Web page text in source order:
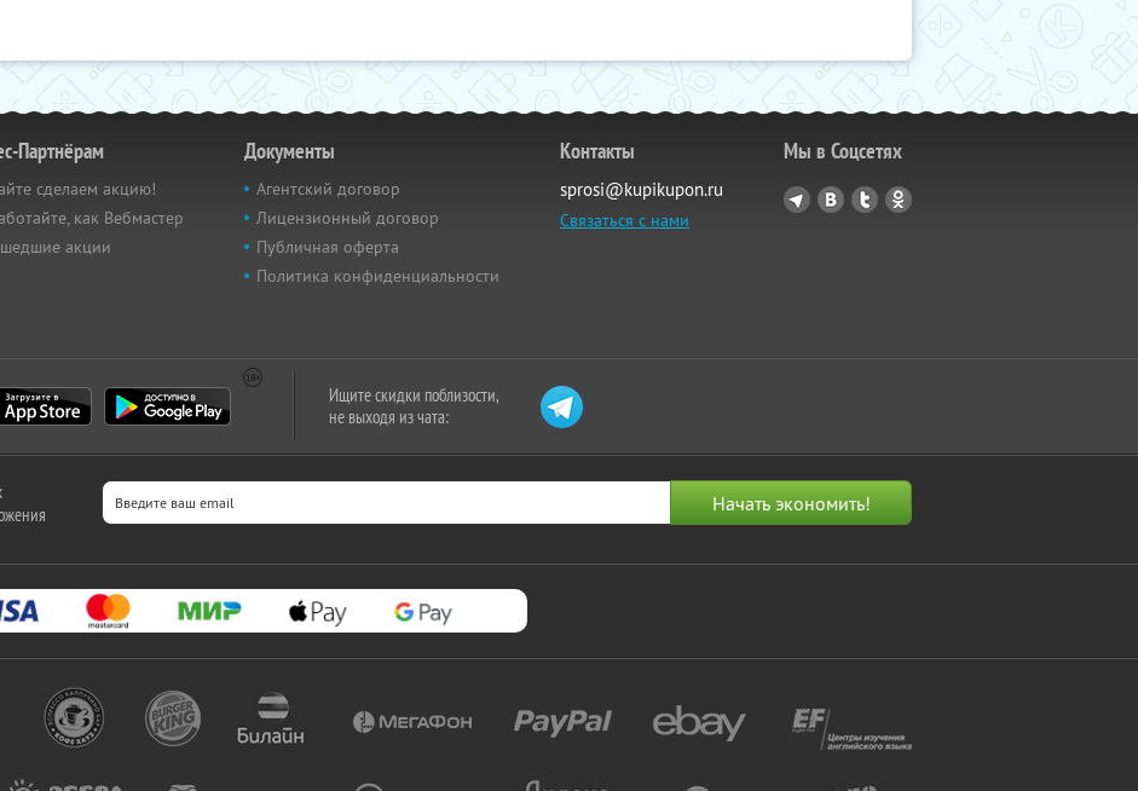
Партнёрам
сделаем акцию!
как Вебмастер
акции
Документы
Агентский договор
Лицензионный договор
Публичная оферта
Политика конфиденциальности
Контакты
sprosi@kupikupon.ru
Связаться с нами
Мы в Соцсетях
Ищите скидки поблизости,
не выходя из чата: